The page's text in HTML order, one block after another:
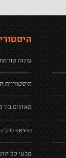
עונות
היסטוריית
מאזנים בין
תוצאות כל
קלעי כל